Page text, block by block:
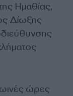
Ημαθίας,
Δίωξης
ώρες